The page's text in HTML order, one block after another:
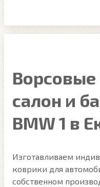
Ворсовые
салон и
BMW 1 в
Изготавливаем
коврики для
собственном